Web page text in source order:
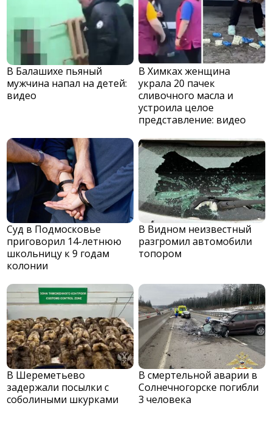
В Балашихе пьяный
мужчина напал на детей:
видео
В Химках женщина
украла 20 пачек
сливочного масла и
устроила целое
представление: видео
Суд в Подмосковье
приговорил 14-летнюю
школьницу к 9 годам
колонии
В Видном неизвестный
разгромил автомобили
топором
В Шереметьево
задержали посылки с
соболиными шкурками
В смертельной аварии в
Солнечногорске погибли
3 человека